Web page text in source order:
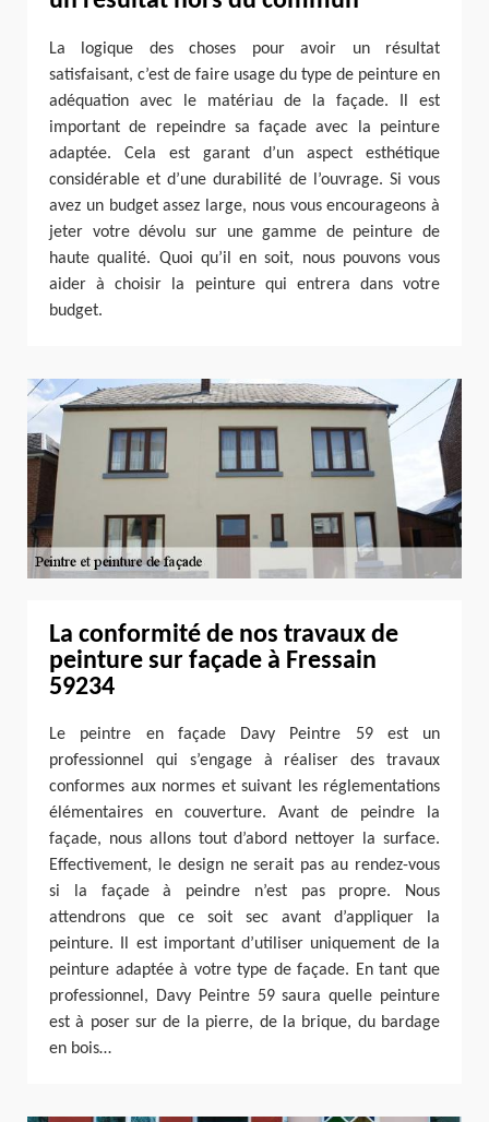
La logique des choses pour avoir un résultat
satisfaisant, c’est de faire usage du type de peinture en
adéquation avec le matériau de la façade. Il est
important de repeindre sa façade avec la peinture
adaptée. Cela est garant d’un aspect esthétique
considérable et d’une durabilité de l’ouvrage. Si vous
avez un budget assez large, nous vous encourageons à
jeter votre dévolu sur une gamme de peinture de
haute qualité. Quoi qu’il en soit, nous pouvons vous
aider à choisir la peinture qui entrera dans votre
budget.
La conformité de nos travaux de
peinture sur façade à Fressain
59234
Le peintre en façade Davy Peintre 59 est un
professionnel qui s’engage à réaliser des travaux
conformes aux normes et suivant les réglementations
élémentaires en couverture. Avant de peindre la
façade, nous allons tout d’abord nettoyer la surface.
Effectivement, le design ne serait pas au rendez-vous
si la façade à peindre n’est pas propre. Nous
attendrons que ce soit sec avant d’appliquer la
peinture. Il est important d’utiliser uniquement de la
peinture adaptée à votre type de façade. En tant que
professionnel, Davy Peintre 59 saura quelle peinture
est à poser sur de la pierre, de la brique, du bardage
en bois…